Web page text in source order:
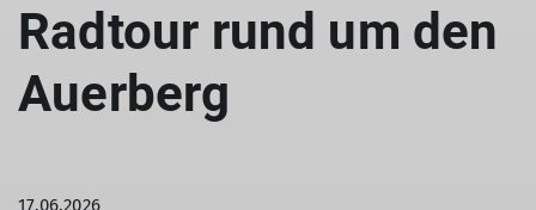
Radtour rund um den
Auerberg
17.06.2026